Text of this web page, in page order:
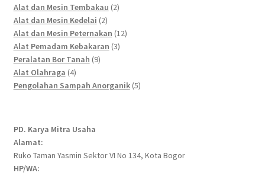
products
Alat dan Mesin Tembakau 22
Alat dan Mesin Kedelai 22
products
Alat dan Mesin Peternakan 1212
Alat Pemadam Kebakaran 33
Peralatan Bor Tanah 99
Alat Olahraga 44
products
Pengolahan Sampah Anorganik 55
PD. Karya Mitra Usaha
Alamat:
Ruko Taman Yasmin Sektor VI No 134, Kota Bogor
HP/WA: